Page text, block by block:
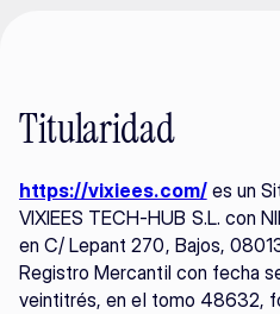
Titularidad
https://vixiees.com/ es un
VIXIEES TECH-HUB S.L. con
en C/ Lepant 270, Bajos,
Registro Mercantil con fecha
veintitrés, en el tomo 48632,